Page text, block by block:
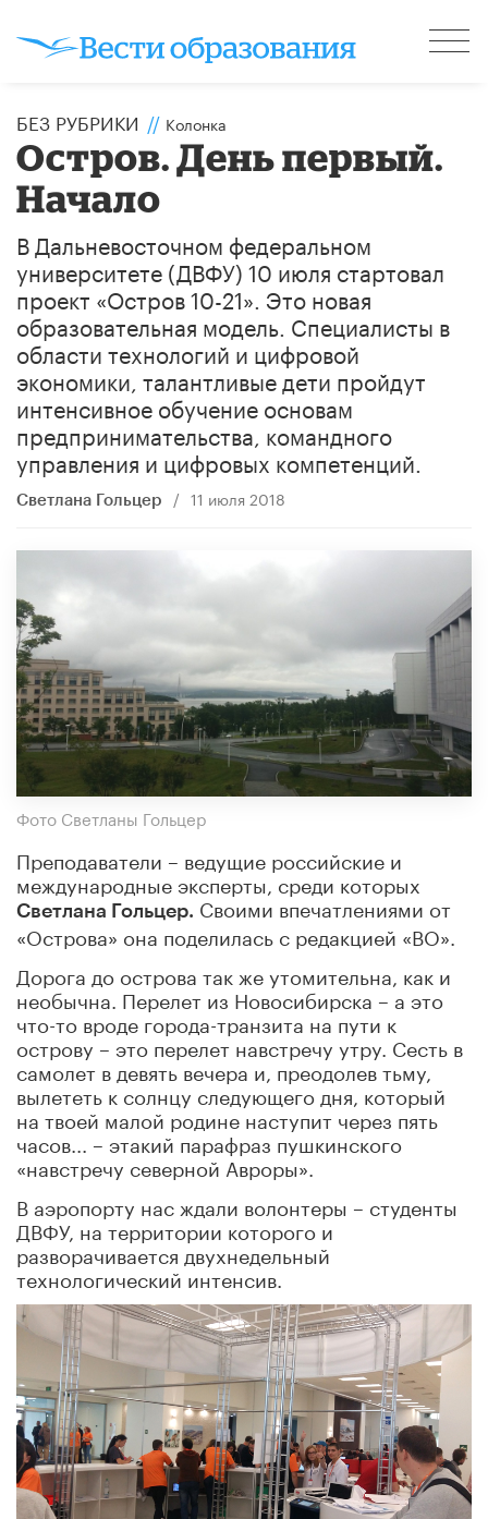
БЕЗ РУБРИКИ // Колонка
Остров. День первый.
Начало
В Дальневосточном федеральном
университете (ДВФУ) 10 июля стартовал
проект «Остров 10-21». Это новая
образовательная модель. Специалисты в
области технологий и цифровой
экономики, талантливые дети пройдут
интенсивное обучение основам
предпринимательства, командного
управления и цифровых компетенций.
Cветлана Гольцер / 11 июля 2018
Фото Светланы Гольцер
Преподаватели – ведущие российские и
международные эксперты, среди которых
Светлана Гольцер. Своими впечатлениями от
«Острова» она поделилась с редакцией «ВО».
Дорога до острова так же утомительна, как и
необычна. Перелет из Новосибирска – а это
что-то вроде города-транзита на пути к
острову – это перелет навстречу утру. Сесть в
самолет в девять вечера и, преодолев тьму,
вылететь к солнцу следующего дня, который
на твоей малой родине наступит через пять
часов... – этакий парафраз пушкинского
«навстречу северной Авроры».
В аэропорту нас ждали волонтеры – студенты
ДВФУ, на территории которого и
разворачивается двухнедельный
технологический интенсив.